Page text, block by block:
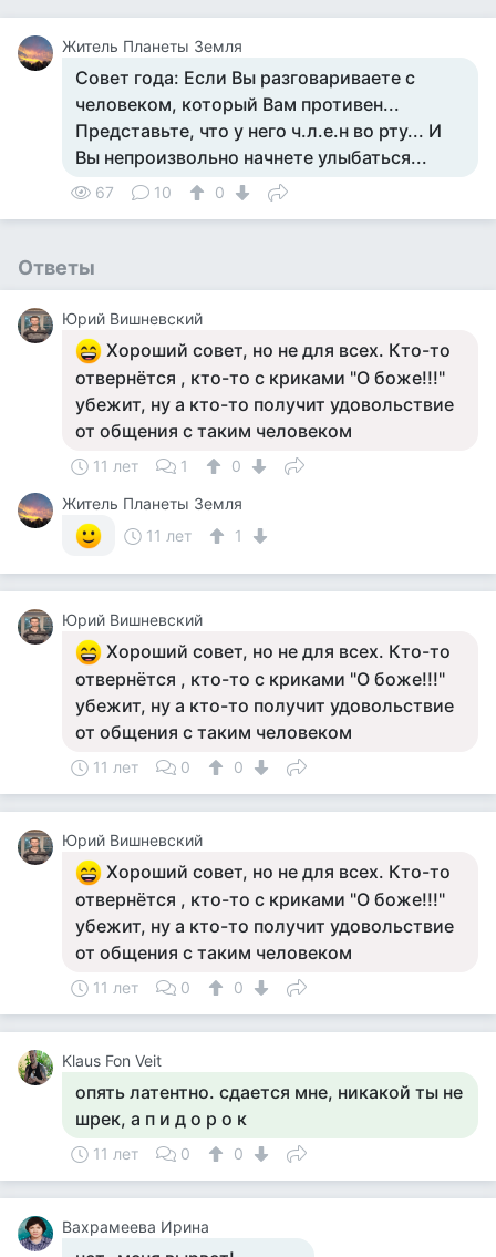
Житель Планеты Земля
Совет года: Если Вы разговариваете с
человеком, который Вам противен...
Представьте, что у него ч.л.е.н во рту... И
Вы непроизвольно начнете улыбаться...
67 10 0
Ответы
Юрий Вишневский
Хороший совет, но не для всех. Кто-то
отвернётся , кто-то с криками "О боже!!!"
убежит, ну а кто-то получит удовольствие
от общения с таким человеком
11 лет 1
0
Житель Планеты Земля
11 лет
1
Юрий Вишневский
Хороший совет, но не для всех. Кто-то
отвернётся , кто-то с криками "О боже!!!"
убежит, ну а кто-то получит удовольствие
от общения с таким человеком
11 лет 0 0
Юрий Вишневский
Хороший совет, но не для всех. Кто-то
отвернётся , кто-то с криками "О боже!!!"
убежит, ну а кто-то получит удовольствие
от общения с таким человеком
11 лет 0 0
Klaus Fon Veit
опять латентно. сдается мне, никакой ты не
шрек, а п и д о р о к
11 лет 0 0
Вахрамеева Ирина